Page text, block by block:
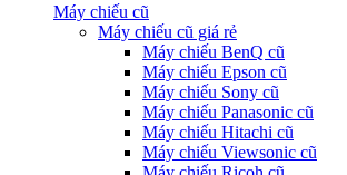
Máy chiếu cũ
Máy chiếu cũ giá rẻ
Máy chiếu BenQ cũ
Máy chiếu Epson cũ
Máy chiếu Sony cũ
Máy chiếu Panasonic cũ
Máy chiếu Hitachi cũ
Máy chiếu Viewsonic cũ